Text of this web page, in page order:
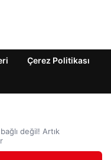
Çerez Politikası
değil! Artık